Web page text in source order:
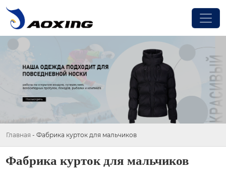
Главная - Фабрика курток для мальчиков
Фабрика курток для мальчиков